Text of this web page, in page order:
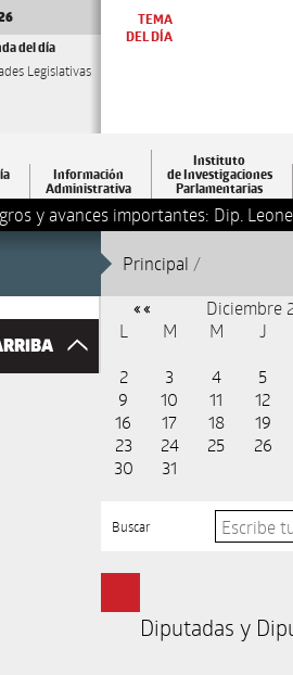
del día
Legislativas
TEMA
DEL DÍA
Información
Administrativa
Instituto
de Investigaciones
Parlamentarias
y avances importantes: Dip.
Principal /
« « Diciembre
L M M J
2
3 4 5
9
10 11 12
16
17 18 19
23
24 25 26
30
31
Buscar
Diputadas y